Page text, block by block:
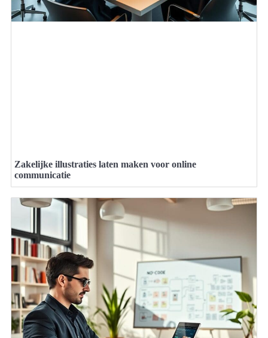
Zakelijke illustraties laten maken voor online
communicatie